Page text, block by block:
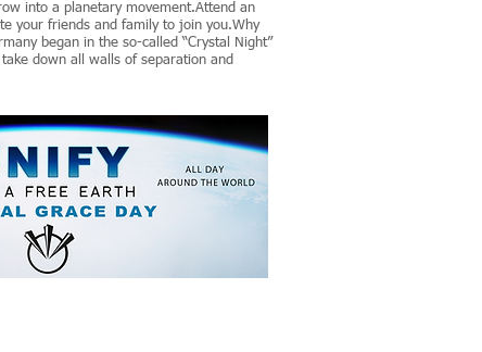
into a planetary movement.Attend an
your friends and family to join you.Why
began in the so-called “Crystal Night”
down all walls of separation and